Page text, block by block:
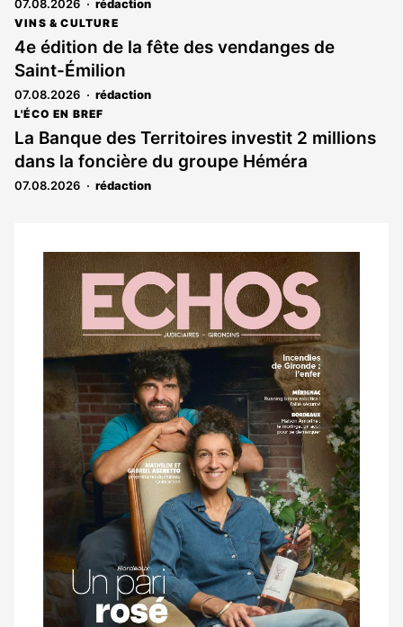
07.08.2026 rédaction
VINS & CULTURE
4e édition de la fête des vendanges de
Saint-Émilion
07.08.2026 rédaction
L'ÉCO EN BREF
La Banque des Territoires investit 2 millions
dans la foncière du groupe Héméra
07.08.2026 rédaction
Notre
dernier
magazine